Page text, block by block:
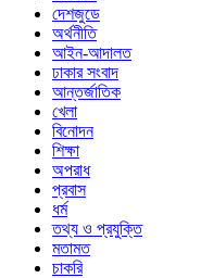
দেশজুডে
অর্থনীতি
আইন-আদালত
ঢাকার সংবাদ
আন্তর্জাতিক
খেলা
বিনোদন
শিক্ষা
অপরাধ
প্রবাস
ধর্ম
তথ্য ও প্রযুক্তি
মতামত
চাকরি